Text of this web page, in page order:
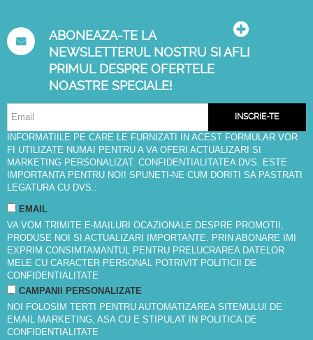
ABONEAZA-TE LA
NEWSLETTERUL NOSTRU SI AFLI
PRIMUL DESPRE OFERTELE
NOASTRE SPECIALE!
INSCRIE-TE
INFORMATIILE PE CARE LE FURNIZATI IN ACEST FORMULAR VOR
FI UTILIZATE NUMAI PENTRU A VA OFERI ACTUALIZARI SI
MARKETING PERSONALIZAT. CONFIDENTIALITATEA DVS. ESTE
IMPORTANTA PENTRU NOI! SPUNETI-NE CUM DORITI SA PASTRATI
LEGATURA CU DVS.:
EMAIL
VA VOM TRIMITE E-MAILURI OCAZIONALE DESPRE PROMOTII,
PRODUSE NOI SI ACTUALIZARI IMPORTANTE. PRIN ABONARE IMI
EXPRIM CONSIMTAMANTUL PENTRU PRELUCRAREA DATELOR
MELE CU CARACTER PERSONAL POTRIVIT POLITICII DE
CONFIDENTIALITATE
CAMPANII PERSONALIZATE
NOI FOLOSIM TERTI PENTRU AUTOMATIZAREA SITEMULUI DE
EMAIL MARKETING, ASA CU E STIPULAT IN POLITICA DE
CONFIDENTIALITATE